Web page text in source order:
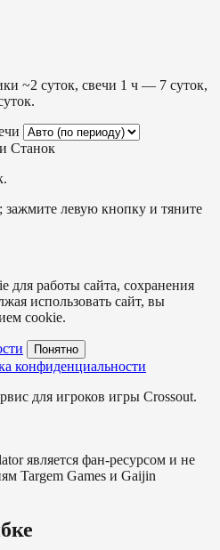
~2 суток, свечи 1 ч — 7 суток,
Станок
левую кнопку и тяните
работы сайта, сохранения
использовать сайт, вы
cookie.
Понятно
конфиденциальности
для игроков игры Crossout.
является фан-ресурсом и не
Targem Games и Gaijin